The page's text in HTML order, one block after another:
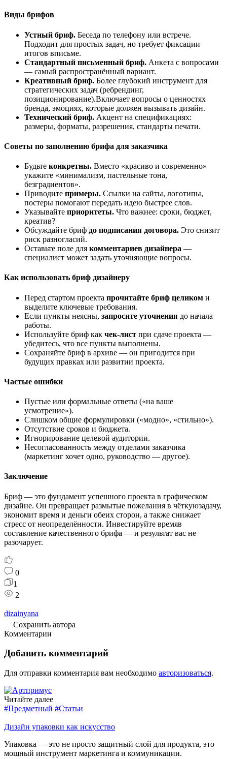
Виды брифов
Устный бриф. Беседа по телефону или встрече.
Подходит для простых задач, но требует фиксации
итогов вписьме.
Стандартный письменный бриф. Анкета с вопросами
— самый распространённый вариант.
Креативный бриф. Более глубокий инструмент для
стратегических задач (ребрендинг,
позиционирование).Включает вопросы о ценностях
бренда, эмоциях, которые должен вызывать дизайн.
Технический бриф. Акцент на спецификациях:
размеры, форматы, разрешения, стандарты печати.
Советы по заполнению брифа для заказчика
Будьте конкретны. Вместо «красиво и современно»
укажите «минимализм, пастельные тона,
безградиентов».
Приводите примеры. Ссылки на сайты, логотипы,
постеры помогают передать идею быстрее слов.
Указывайте приоритеты. Что важнее: сроки, бюджет,
креатив?
Обсуждайте бриф до подписания договора. Это снизит
риск разногласий.
Оставьте поле для комментариев дизайнера —
специалист может задать уточняющие вопросы.
Как использовать бриф дизайнеру
Перед стартом проекта прочитайте бриф целиком и
выделите ключевые требования.
Если пункты неясны, запросите уточнения до начала
работы.
Используйте бриф как чек‑лист при сдаче проекта —
убедитесь, что все пункты выполнены.
Сохраняйте бриф в архиве — он пригодится при
будущих правках или развитии проекта.
Частые ошибки
Пустые или формальные ответы («на ваше
усмотрение»).
Слишком общие формулировки («модно», «стильно»).
Отсутствие сроков и бюджета.
Игнорирование целевой аудитории.
Несогласованность между отделами заказчика
(маркетинг хочет одно, руководство — другое).
Заключение
Бриф — это фундамент успешного проекта в графическом
дизайне. Он превращает размытые пожелания в чёткуюзадачу,
экономит время и деньги обеих сторон, а также снижает
стресс от неопределённости. Инвестируйте времяв
составление качественного брифа — и результат вас не
разочарует.
0
1
2
dizainyana
Сохранить автора
Комментарии
Добавить комментарий
Для отправки комментария вам необходимо авторизоваться.
Читайте далее
#Предметный #Статьи
Дизайн упаковки как искусство
Упаковка — это не просто защитный слой для продукта, это
мощный инструмент маркетинга и коммуникации.